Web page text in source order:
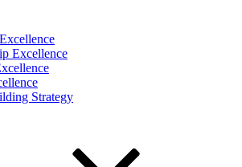
Excellence
Strategy